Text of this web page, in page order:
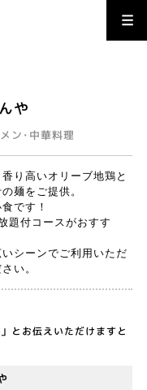
や
ン･中華料理
り高いオリーブ地鶏と
麺をご提供。
です！
題付コースがおすす
シーンでご利用いただ
い。
とお伝えいただけますと